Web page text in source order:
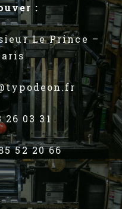
:
Le Prince –
26 03 31
52 20 66